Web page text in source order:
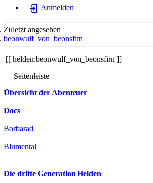
Anmelden
Zuletzt angesehen
beonwulf_von_beonsfirn
helden:beonwulf_von_beonsfirn
Seitenleiste
Übersicht der Abenteuer
Docs
Borbarad
Blumental
Die dritte Generation Helden